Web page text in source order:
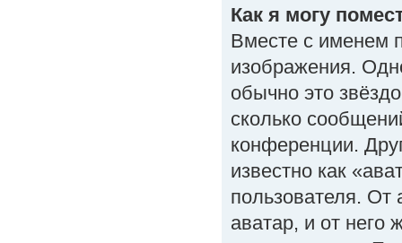
Как я могу
Вместе с именем
изображения.
обычно это
сколько
конференции.
известно как
пользователя. От
аватар, и от него